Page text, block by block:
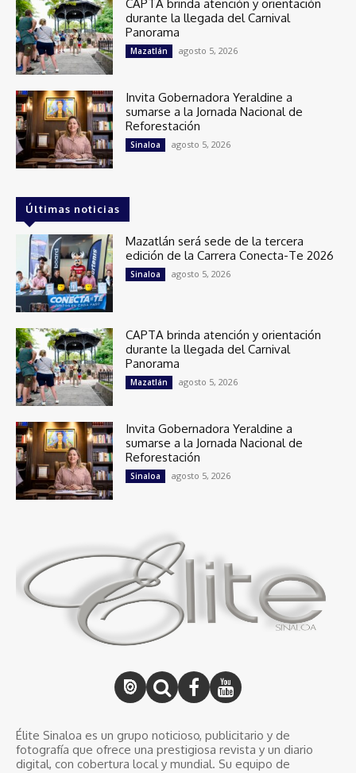
CAPTA brinda atención y orientación
durante la llegada del Carnival
Panorama
Mazatlán agosto 5, 2026
Invita Gobernadora Yeraldine a
sumarse a la Jornada Nacional de
Reforestación
Sinaloa agosto 5, 2026
Últimas noticias
Mazatlán será sede de la tercera
edición de la Carrera Conecta-Te 2026
Sinaloa agosto 5, 2026
CAPTA brinda atención y orientación
durante la llegada del Carnival
Panorama
Mazatlán agosto 5, 2026
Invita Gobernadora Yeraldine a
sumarse a la Jornada Nacional de
Reforestación
Sinaloa agosto 5, 2026
Élite Sinaloa es un grupo noticioso, publicitario y de
fotografía que ofrece una prestigiosa revista y un diario
digital, con cobertura local y mundial. Su equipo de